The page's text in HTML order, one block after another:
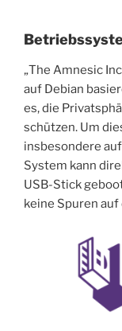
„The Amnesic
auf Debian
es, die
schützen. Um
insbesondere
System kann
USB-Stick
keine Spuren